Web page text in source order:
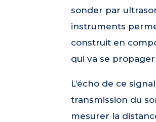
sonder par
instruments
construit en
qui va se
L’écho de ce
transmission du
mesurer la